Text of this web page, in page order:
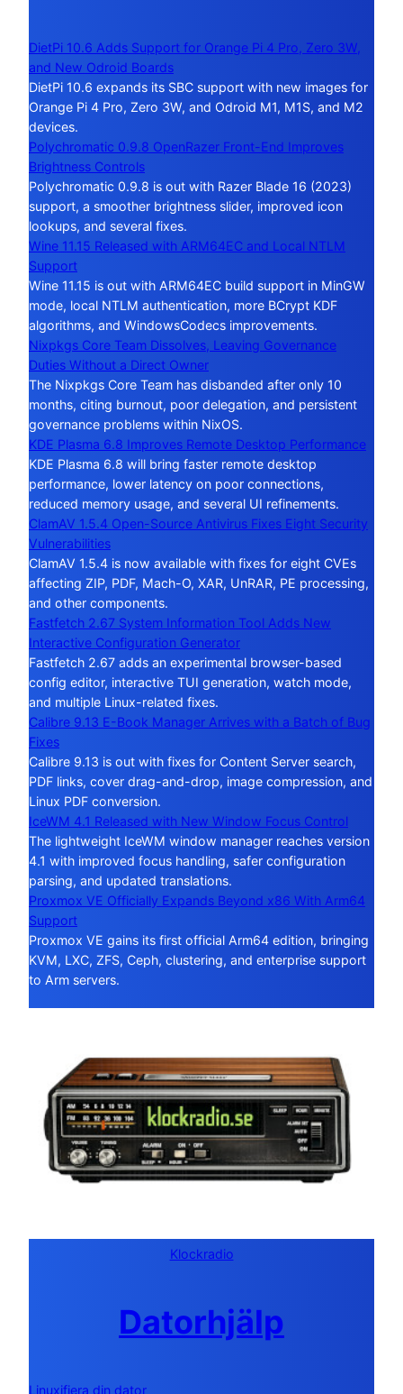
DietPi 10.6 Adds Support for Orange Pi 4 Pro, Zero 3W,
and New Odroid Boards
DietPi 10.6 expands its SBC support with new images for
Orange Pi 4 Pro, Zero 3W, and Odroid M1, M1S, and M2
devices.
Polychromatic 0.9.8 OpenRazer Front-End Improves
Brightness Controls
Polychromatic 0.9.8 is out with Razer Blade 16 (2023)
support, a smoother brightness slider, improved icon
lookups, and several fixes.
Wine 11.15 Released with ARM64EC and Local NTLM
Support
Wine 11.15 is out with ARM64EC build support in MinGW
mode, local NTLM authentication, more BCrypt KDF
algorithms, and WindowsCodecs improvements.
Nixpkgs Core Team Dissolves, Leaving Governance
Duties Without a Direct Owner
The Nixpkgs Core Team has disbanded after only 10
months, citing burnout, poor delegation, and persistent
governance problems within NixOS.
KDE Plasma 6.8 Improves Remote Desktop Performance
KDE Plasma 6.8 will bring faster remote desktop
performance, lower latency on poor connections,
reduced memory usage, and several UI refinements.
ClamAV 1.5.4 Open-Source Antivirus Fixes Eight Security
Vulnerabilities
ClamAV 1.5.4 is now available with fixes for eight CVEs
affecting ZIP, PDF, Mach-O, XAR, UnRAR, PE processing,
and other components.
Fastfetch 2.67 System Information Tool Adds New
Interactive Configuration Generator
Fastfetch 2.67 adds an experimental browser-based
config editor, interactive TUI generation, watch mode,
and multiple Linux-related fixes.
Calibre 9.13 E-Book Manager Arrives with a Batch of Bug
Fixes
Calibre 9.13 is out with fixes for Content Server search,
PDF links, cover drag-and-drop, image compression, and
Linux PDF conversion.
IceWM 4.1 Released with New Window Focus Control
The lightweight IceWM window manager reaches version
4.1 with improved focus handling, safer configuration
parsing, and updated translations.
Proxmox VE Officially Expands Beyond x86 With Arm64
Support
Proxmox VE gains its first official Arm64 edition, bringing
KVM, LXC, ZFS, Ceph, clustering, and enterprise support
to Arm servers.
Klockradio
Datorhjälp
Linuxifiera din dator